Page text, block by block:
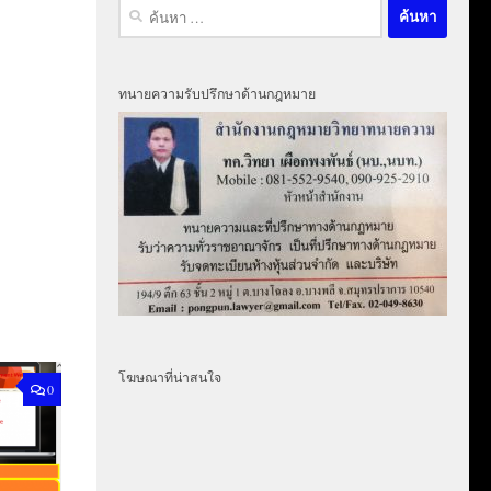
0
ค้นหา
สำหรับ:
ทนายความรับปรึกษาด้านกฎหมาย
โฆษณาที่น่าสนใจ